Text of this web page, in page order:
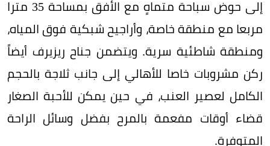
إلى حوض سباحة متماهٍ مع الأفق بمساحة 35 مترا
مربعا مع منطقة خاصة، وأراجيح شبكية فوق المياه،
ومنطقة شاطئية سرية. ويتضمن جناح ريزيرف أيضاً
ركن مشروبات خاصا للأهالي إلى جانب ثلاجة بالحجم
الكامل لعصير العنب، في حين يمكن للأحبة الصغار
قضاء أوقات مفعمة بالمرح بفضل وسائل الراحة
المتوفرة.